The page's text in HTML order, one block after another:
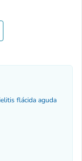
flácida aguda